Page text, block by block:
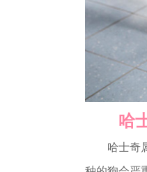
哈士
哈士奇属